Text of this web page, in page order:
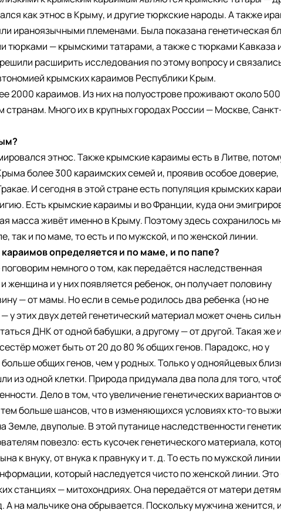
как этнос в Крыму, и другие тюркские народы. А также
ираноязычными племенами. Была показана генетическая
тюрками — крымскими татарами, а также с тюрками Кавказа
расширить исследования по этому вопросу и
крымских караимов Республики Крым.
2000 караимов. Из них на полуострове проживают около 500
Много их в крупных городах России — Москве,
этнос. Также крымские караимы есть в Литве,
более 300 караимских семей и, проявив особое доверие,
И сегодня в этой стране есть популяция крымских
Есть крымские караимы и во Франции, куда они
масса живёт именно в Крыму. Поэтому здесь сохранилось
так и по маме, то есть и по мужской, и по женской линии.
определяется и по маме, и по папе?
немного о том, как передаётся наследственная
и у них появляется ребенок, он получает половину
— от мамы. Но если в семье родилось два ребенка (но не
этих двух детей генетический материал может очень
ДНК от одной бабушки, а другому — от другой. Такая же
может быть от 20 до 80 % общих генов. Парадокс, но у
общих генов, чем у родных. Только у однояйцевых
из одной клетки. Природа придумала два пола для того,
Дело в том, что увеличение генетических вариантов
больше шансов, что в изменяющихся условиях кто-то
двуполые. В этой путанице наследственности
повезло: есть кусочек генетического материала,
к внуку, от внука к правнуку и т. д. То есть по мужской
который наследуется чисто по женской линии.
станциях — митохондриях. Она передаётся от матери
А на мальчике она обрывается. Поскольку мужчина женится,